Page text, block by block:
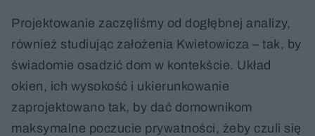
Projektowanie zaczęliśmy od dogłębnej analizy,
również studiując założenia Kwietowicza – tak, by
świadomie osadzić dom w kontekście. Układ
okien, ich wysokość i ukierunkowanie
zaprojektowano tak, by dać domownikom
maksymalne poczucie prywatności, żeby czuli się